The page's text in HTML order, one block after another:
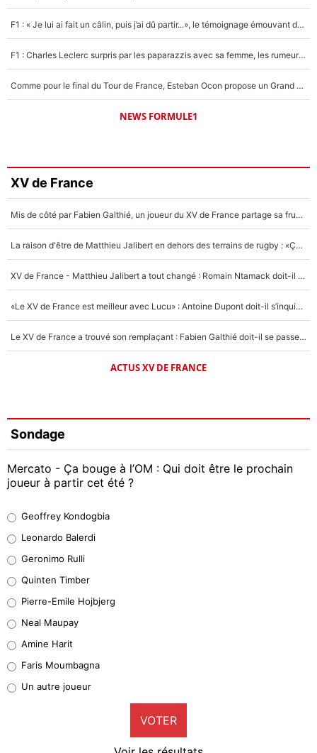
F1 : « Je lui ai fait un câlin, puis j’ai dû partir...», le témoignage émouvant de Max Verstappen sur sa fille
F1 : Charles Leclerc surpris par les paparazzis avec sa femme, les rumeurs étaient vraies !
Comme pour le final du Tour de France, Esteban Ocon propose un Grand Prix de Formule 1 à Paris : «Autour de l’Arc de Triomphe, ce serait génial» !
NEWS FORMULE1
XV de France
Mis de côté par Fabien Galthié, un joueur du XV de France partage sa frustration : «ils ne me l’ont pas dit tout de suite»
La raison d'être de Matthieu Jalibert en dehors des terrains de rugby : «Ça m'atteint autant que si tu touches à un membre de ma famille»
XV de France - Matthieu Jalibert a tout changé : Romain Ntamack doit-il s’inquiéter pour sa place à un an de la Coupe du monde ?
«Le XV de France est meilleur avec Lucu» : Antoine Dupont doit-il s’inquiéter pour sa place ?
Le XV de France a trouvé son remplaçant : Fabien Galthié doit-il se passer d'Antoine Dupont ?
ACTUS XV DE FRANCE
Sondage
Mercato - Ça bouge à l’OM : Qui doit être le prochain
joueur à partir cet été ?
38%
32%
5%
1%
9%
Geoffrey Kondogbia
Leonardo Balerdi
Geronimo Rulli
Quinten Timber
Pierre-Emile Hojbjerg
Neal Maupay
Amine Harit
Faris Moumbagna
Un autre joueur
VOTER